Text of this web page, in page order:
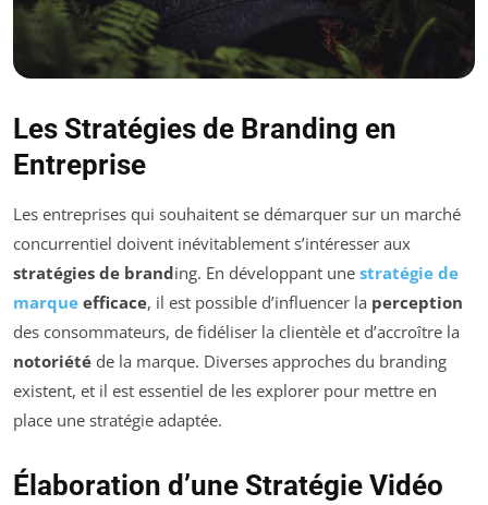
Les Stratégies de Branding en
Entreprise
Les entreprises qui souhaitent se démarquer sur un marché
concurrentiel doivent inévitablement s’intéresser aux
stratégies de branding. En développant une stratégie de
marque efficace, il est possible d’influencer la perception
des consommateurs, de fidéliser la clientèle et d’accroître la
notoriété de la marque. Diverses approches du branding
existent, et il est essentiel de les explorer pour mettre en
place une stratégie adaptée.
Élaboration d’une Stratégie Vidéo